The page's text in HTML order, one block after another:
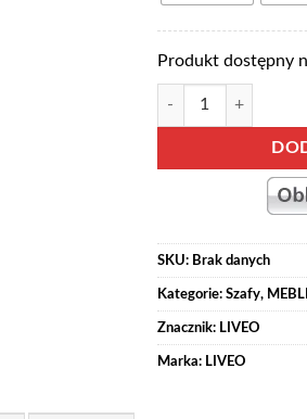
Produkt dostępny
ilość DANTE 17
SKU: Brak danych
Kategorie: Szafy,
Znacznik: LIVEO
Marka: LIVEO